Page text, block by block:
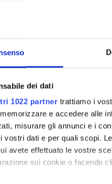
dei dati
1022 partner trattiamo i
e accedere alle
misurare gli annunci e i
vostri dati e per quali scopi.
avete effettuato le vostre
sui cookie o facendo
DI
33/2013, disciplina i
ai sensi di detta
propria competenza.
L.R. 69/2011 l'Autorità
del servizio idrico
in ogni atto del
informazioni connesse ai
istanza di parte